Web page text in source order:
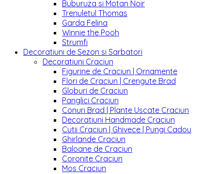
Buburuza si Motan Noir
Trenuletul Thomas
Garda Felina
Winnie the Pooh
Strumfi
Decoratiuni de Sezon si Sarbatori
Decoratiuni Craciun
Figurine de Craciun | Ornamente
Flori de Craciun | Crengute Brad
Globuri de Craciun
Panglici Craciun
Conuri Brad | Plante Uscate Craciun
Decoratiuni Handmade Craciun
Cutii Craciun | Ghivece | Pungi Cadou
Ghirlande Craciun
Baloane de Craciun
Coronite Craciun
Mos Craciun